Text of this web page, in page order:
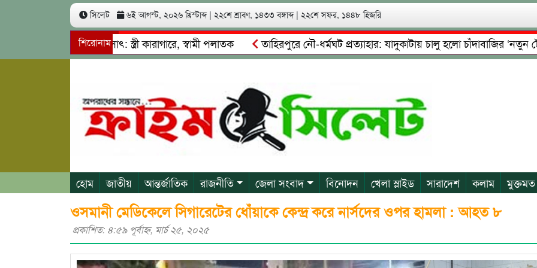
সিলেট ৬ই আগস্ট, ২০২৬ খ্রিস্টাব্দ | ২২শে শ্রাবণ, ১৪৩৩ বঙ্গাব্দ | ২২শে সফর, ১৪৪৮ হিজরি
শিরোনাম
কোটি টাকা আত্মসাৎ: স্ত্রী কারাগারে, স্বামী পলাতক তাহিরপুরে নৌ-ধর্মঘট প্রত্যাহার: যাদুকাটায় চালু হলো চাঁদাবাজির ‘নতুন টোল’!
ও শ্রমিকদের মারধর
নগরীতে কোটি টাকার সম্পত্তি দখলের চেষ্টা: গ্রেফতারের পর জামিনে মূক্ত রাসেল, আতঙ্কে পরিবার
হোম জাতীয় আন্তর্জাতিক রাজনীতি জেলা সংবাদ বিনোদন খেলা স্লাইড সারাদেশ কলাম মুক্তমত
ওসমানী মেডিকেলে সিগারেটের ধোঁয়াকে কেন্দ্র করে নার্সদের ওপর হামলা : আহত ৮
প্রকাশিত: ৪:৫৯ পূর্বাহ্ণ, মার্চ ২৫, ২০২৫